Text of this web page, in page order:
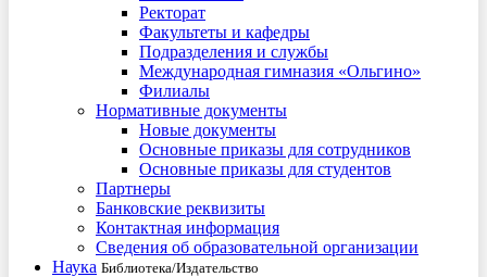
Ректорат
Факультеты и кафедры
Подразделения и службы
Международная гимназия «Ольгино»
Филиалы
Нормативные документы
Новые документы
Основные приказы для сотрудников
Основные приказы для студентов
Партнеры
Банковские реквизиты
Контактная информация
Сведения об образовательной организации
Наука Библиотека/Издательство